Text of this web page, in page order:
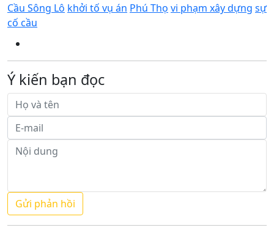
Cầu Sông Lô khởi tố vụ án Phú Thọ vi phạm xây dựng sự
cố cầu
Ý kiến bạn đọc